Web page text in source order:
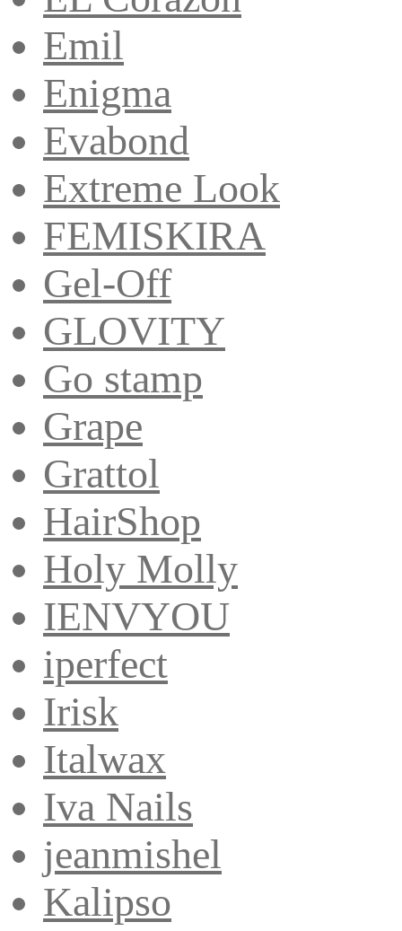
Emil
Enigma
Evabond
Extreme Look
FEMISKIRA
Gel-Off
GLOVITY
Go stamp
Grape
Grattol
HairShop
Holy Molly
IENVYOU
iperfect
Irisk
Italwax
Iva Nails
jeanmishel
Kalipso